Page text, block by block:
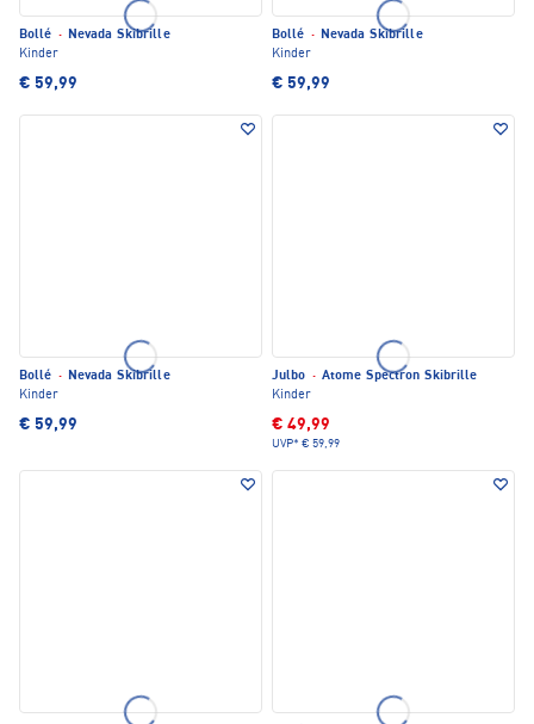
Bollé · Nevada Skibrille
Kinder
€ 59,99
Bollé · Nevada Skibrille
Kinder
€ 59,99
Bollé · Nevada Skibrille
Kinder
€ 59,99
Julbo · Atome Spectron Skibrille
Kinder
€ 49,99
UVP* € 59,99